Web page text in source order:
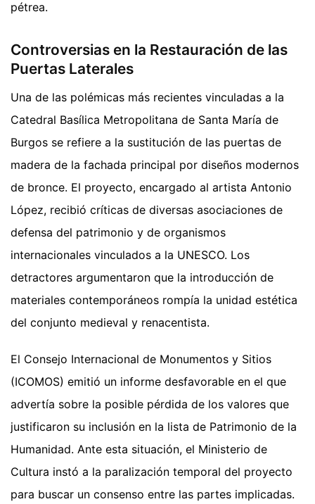
pétrea.
Controversias en la Restauración de las
Puertas Laterales
Una de las polémicas más recientes vinculadas a la
Catedral Basílica Metropolitana de Santa María de
Burgos se refiere a la sustitución de las puertas de
madera de la fachada principal por diseños modernos
de bronce. El proyecto, encargado al artista Antonio
López, recibió críticas de diversas asociaciones de
defensa del patrimonio y de organismos
internacionales vinculados a la UNESCO. Los
detractores argumentaron que la introducción de
materiales contemporáneos rompía la unidad estética
del conjunto medieval y renacentista.
El Consejo Internacional de Monumentos y Sitios
(ICOMOS) emitió un informe desfavorable en el que
advertía sobre la posible pérdida de los valores que
justificaron su inclusión en la lista de Patrimonio de la
Humanidad. Ante esta situación, el Ministerio de
Cultura instó a la paralización temporal del proyecto
para buscar un consenso entre las partes implicadas.